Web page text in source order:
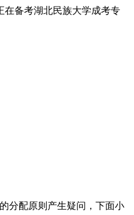
在备考湖北民族大学成考专
分配原则产生疑问，下面小